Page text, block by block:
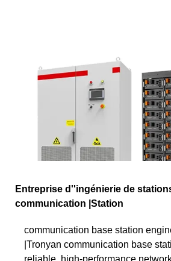
Entreprise d''ingénierie de
communication |Station
communication base station
|Tronyan communication base
reliable, high-performance